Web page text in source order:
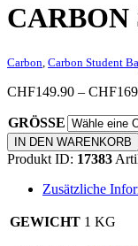
CARBON
Carbon Carbon Student
CHF149.90 – CHF
GRÖSSE
Carbon
Student
Menge
IN DEN WARENKORB
Produkt ID: 17383
Zusätzliche
GEWICHT 1 KG